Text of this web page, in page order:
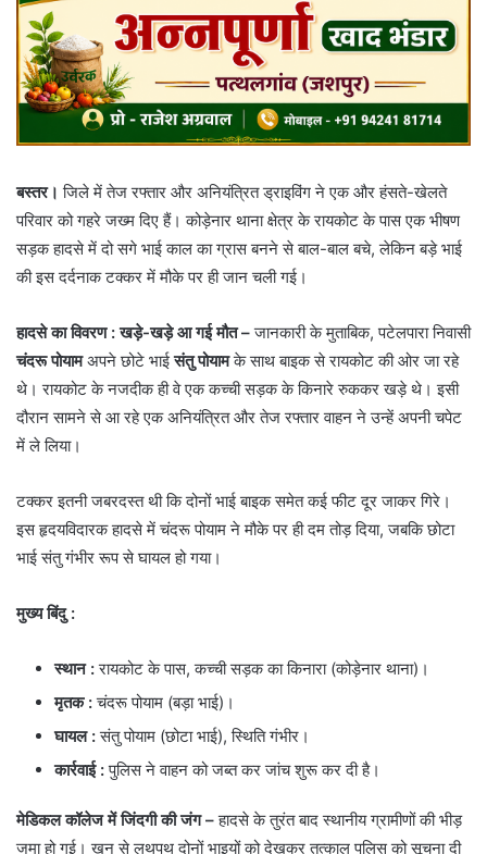
बस्तर। जिले में तेज रफ्तार और अनियंत्रित ड्राइविंग ने एक और हंसते-खेलते
परिवार को गहरे जख्म दिए हैं। कोड़ेनार थाना क्षेत्र के रायकोट के पास एक भीषण
सड़क हादसे में दो सगे भाई काल का ग्रास बनने से बाल-बाल बचे, लेकिन बड़े भाई
की इस दर्दनाक टक्कर में मौके पर ही जान चली गई।
हादसे का विवरण : खड़े-खड़े आ गई मौत –जानकारी के मुताबिक, पटेलपारा निवासी
चंदरू पोयामअपने छोटे भाईसंतु पोयामके साथ बाइक से रायकोट की ओर जा रहे
थे। रायकोट के नजदीक ही वे एक कच्ची सड़क के किनारे रुककर खड़े थे। इसी
दौरान सामने से आ रहे एक अनियंत्रित और तेज रफ्तार वाहन ने उन्हें अपनी चपेट
में ले लिया।
​टक्कर इतनी जबरदस्त थी कि दोनों भाई बाइक समेत कई फीट दूर जाकर गिरे।
इस हृदयविदारक हादसे में चंदरू पोयाम ने मौके पर ही दम तोड़ दिया, जबकि छोटा
भाई संतु गंभीर रूप से घायल हो गया।
मुख्य बिंदु :
स्थान :रायकोट के पास, कच्ची सड़क का किनारा (कोड़ेनार थाना)।
मृतक :चंदरू पोयाम (बड़ा भाई)।
घायल :संतु पोयाम (छोटा भाई), स्थिति गंभीर।
कार्रवाई :पुलिस ने वाहन को जब्त कर जांच शुरू कर दी है।
मेडिकल कॉलेज में जिंदगी की जंग –हादसे के तुरंत बाद स्थानीय ग्रामीणों की भीड़
जमा हो गई। खून से लथपथ दोनों भाइयों को देखकर तत्काल पुलिस को सूचना दी